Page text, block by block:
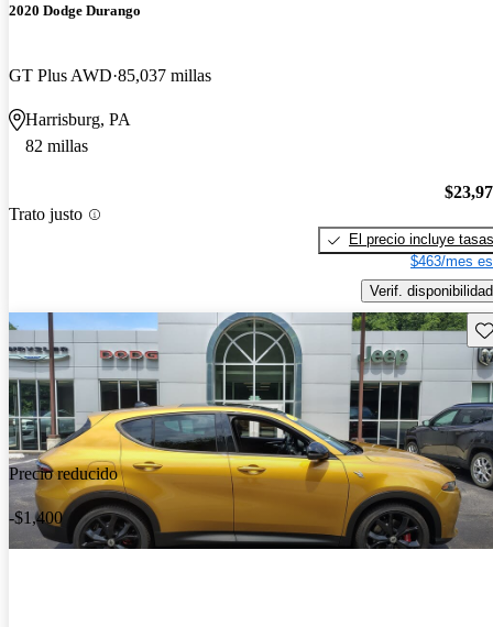
2020 Dodge Durango
GT Plus AWD 85,037 millas
Harrisburg, PA
82 millas
Trato justo
El precio incluye tasas
$463/mes
Verif. disponibilidad
Precio reducido
-$1,400